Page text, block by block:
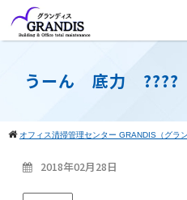
うーん 底力 ????
オフィス清掃管理センター GRANDIS（グラン
2018年02月28日